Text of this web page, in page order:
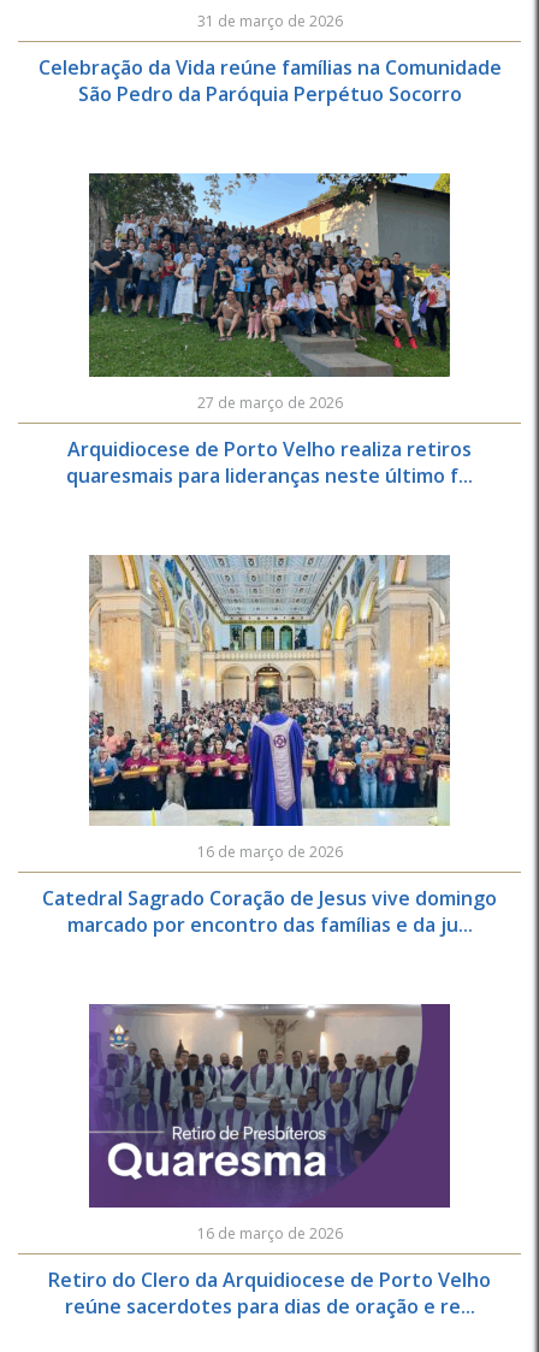
31 de março de 2026
Celebração da Vida reúne famílias na Comunidade
São Pedro da Paróquia Perpétuo Socorro
27 de março de 2026
Arquidiocese de Porto Velho realiza retiros
quaresmais para lideranças neste último f...
16 de março de 2026
Catedral Sagrado Coração de Jesus vive domingo
marcado por encontro das famílias e da ju...
16 de março de 2026
Retiro do Clero da Arquidiocese de Porto Velho
reúne sacerdotes para dias de oração e re...